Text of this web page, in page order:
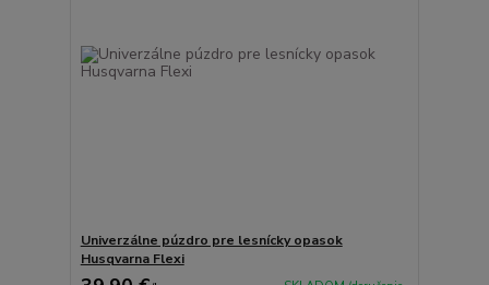
Univerzálne púzdro pre lesnícky opasok
Husqvarna Flexi